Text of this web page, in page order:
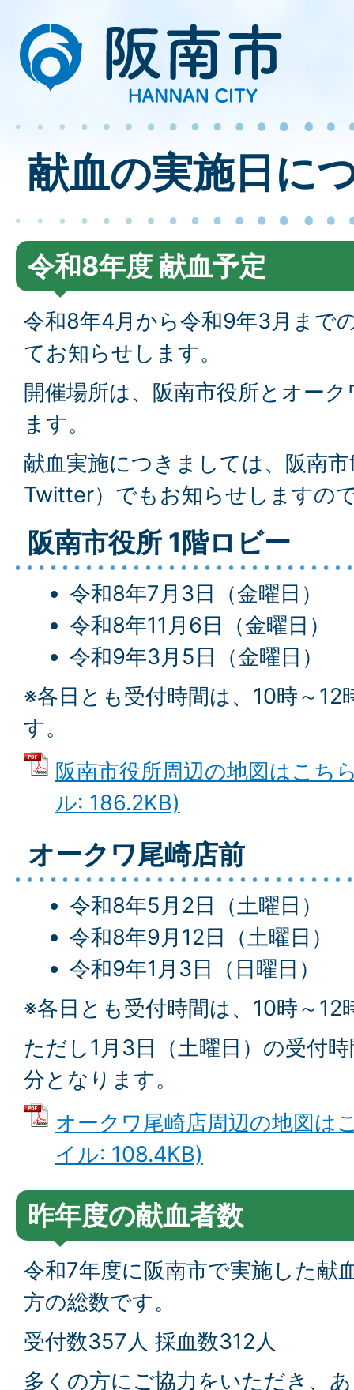
献血の実施日に
令和8年度 献血予定
令和8年4月から令和9年3月まで
てお知らせします。
開催場所は、阪南市役所とオー
ます。
献血実施につきましては、阪南
Twitter）でもお知らせしますの
阪南市役所 1階ロビー
令和8年7月3日（金曜日）
令和8年11月6日（金曜日）
令和9年3月5日（金曜日）
※各日とも受付時間は、10時～12
す。
阪南市役所周辺の地図はこち
ル: 186.2KB)
オークワ尾崎店前
令和8年5月2日（土曜日）
令和8年9月12日（土曜日）
令和9年1月3日（日曜日）
※各日とも受付時間は、10時～12
ただし1月3日（土曜日）の受付
分となります。
オークワ尾崎店周辺の地図は
イル: 108.4KB)
昨年度の献血者数
令和7年度に阪南市で実施した献
方の総数です。
受付数357人 採血数312人
多くの方にご協力をいただき、